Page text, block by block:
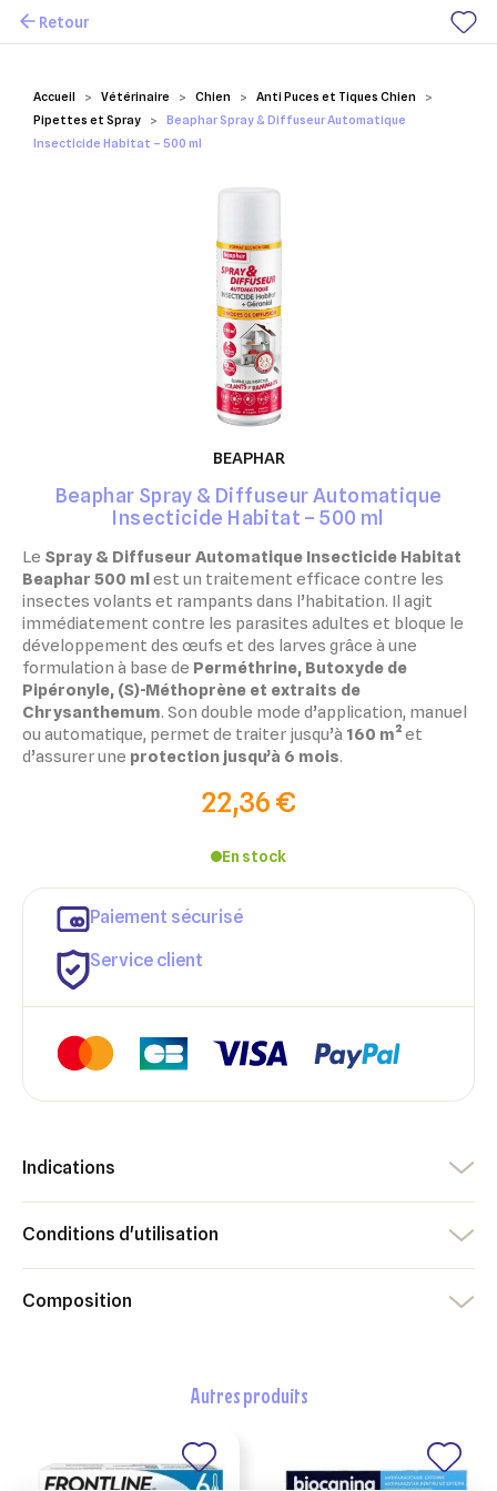
Mes favoris
Accueil Vétérinaire Chien
Anti Puces et Tiques Chien
Pipettes et Spray
Beaphar Spray & Diffuseur Automatique
Insecticide Habitat – 500 ml
Retour
BEAPHAR
Beaphar Spray & Diffuseur Automatique
Insecticide Habitat – 500 ml
Le Spray & Diffuseur Automatique Insecticide Habitat
Beaphar 500 mlest un traitement efficace contre les
insectes volants et rampants dans l’habitation. Il agit
immédiatement contre les parasites adultes et bloque le
développement des œufs et des larves grâce à une
formulation à base de Perméthrine, Butoxyde de
Pipéronyle, (S)-Méthoprène et extraits de
Chrysanthemum. Son double mode d’application, manuel
ou automatique, permet de traiter jusqu’à 160 m²et
d’assurer une protection jusqu’à 6 mois.
22,36 €
En stock
Paiement sécurisé
Service client
Indications
Conditions d'utilisation
Composition
autres produits
×
Créer une nouvelle liste
Nom de la liste d'envies
liste d'envies.